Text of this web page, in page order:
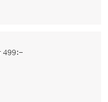
499:-